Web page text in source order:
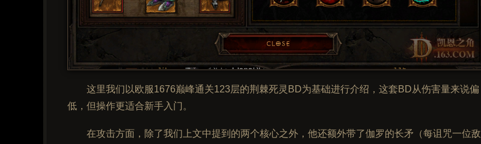
这里我们以欧服1676巅峰通关123层的荆棘死灵BD为基础进行介绍，这套BD从伤害量来说偏
低，但操作更适合新手入门。
在攻击方面，除了我们上文中提到的两个核心之外，他还额外带了伽罗的长矛（每诅咒一位敌